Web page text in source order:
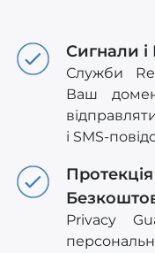
Сигнали і
Служби
Ваш домен
і SMS-
Privacy